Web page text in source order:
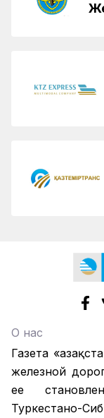
О нас
Газета
железной
ее
Туркестано-